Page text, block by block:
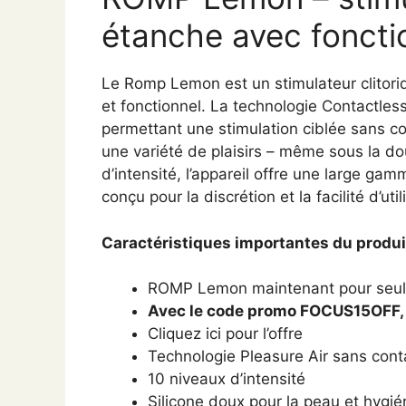
étanche avec
Le Romp Lemon est un stimulateur
et fonctionnel. La technologie
permettant une stimulation ciblée sans
une variété de plaisirs – même sous la
d’intensité, l’appareil offre une large
conçu pour la discrétion et la facilité
Caractéristiques importantes du
ROMP Lemon maintenant pour
Avec le code promo
Cliquez ici pour l’offre
Technologie Pleasure Air sans
10 niveaux d’intensité
Silicone doux pour la peau et